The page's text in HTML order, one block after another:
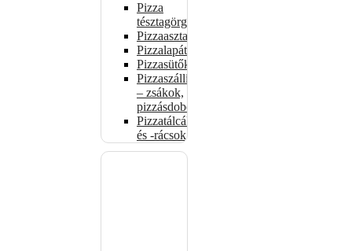
Pizza
tésztagörgők
Pizzaasztalok
Pizzalapátok
Pizzasütők
Pizzaszállítás
– zsákok,
pizzásdobozok
Pizzatálcák
és -rácsok